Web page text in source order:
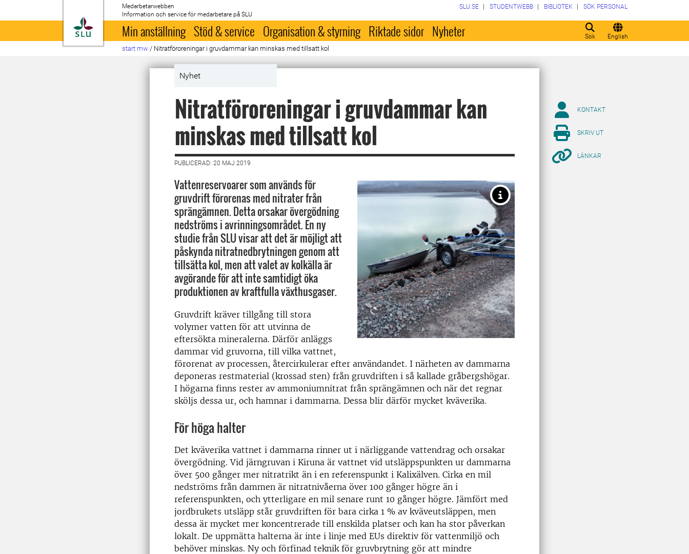
Till startsida
Medarbetarwebben
Information och service för medarbetare på SLU
Sök English
SLU.SE STUDENTWEBB BIBLIOTEK SÖK PERSONAL
Min anställning Stöd & service Organisation & styrning Riktade sidor Nyheter
start mw / Nitratföroreningar i gruvdammar kan minskas med tillsatt kol
Nyhet
Nitratföroreningar i gruvdammar kan
minskas med tillsatt kol
PUBLICERAD: 20 MAJ 2019
Vattenreservoarer som används för
gruvdrift förorenas med nitrater från
sprängämnen. Detta orsakar övergödning
nedströms i avrinningsområdet. En ny
studie från SLU visar att det är möjligt att
påskynda nitratnedbrytningen genom att
tillsätta kol, men att valet av kolkälla är
avgörande för att inte samtidigt öka
produktionen av kraftfulla växthusgaser.
Gruvdrift kräver tillgång till stora
volymer vatten för att utvinna de
eftersökta mineralerna. Därför anläggs
dammar vid gruvorna, till vilka vattnet,
förorenat av processen, återcirkulerar efter användandet. I närheten av dammarna
deponeras restmaterial (krossad sten) från gruvdriften i så kallade gråbergshögar.
I högarna finns rester av ammoniumnitrat från sprängämnen och när det regnar
sköljs dessa ur, och hamnar i dammarna. Dessa blir därför mycket kväverika.
För höga halter
Det kväverika vattnet i dammarna rinner ut i närliggande vattendrag och orsakar
övergödning. Vid järngruvan i Kiruna är vattnet vid utsläppspunkten ur dammarna
över 500 gånger mer nitratrikt än i en referenspunkt i Kalixälven. Cirka en mil
nedströms från dammen är nitratnivåerna över 100 gånger högre än i
referenspunkten, och ytterligare en mil senare runt 10 gånger högre. Jämfört med
jordbrukets utsläpp står gruvdriften för bara cirka 1 % av kväveutsläppen, men
dessa är mycket mer koncentrerade till enskilda platser och kan ha stor påverkan
lokalt. De uppmätta halterna är inte i linje med EUs direktiv för vattenmiljö och
behöver minskas. Ny och förfinad teknik för gruvbrytning gör att mindre
KONTAKT
SKRIV UT
LÄNKAR